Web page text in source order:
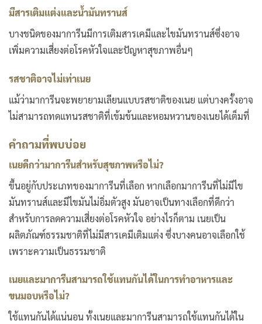
มีสารเติมแต่งและน้ำมันทรานส์
บางชนิดของมาการีนมีการเติมสารเคมีและไขมันทรานส์ซึ่งอาจ
เพิ่มความเสี่ยงต่อโรคหัวใจและปัญหาสุขภาพอื่นๆ
รสชาติอาจไม่เท่าเนย
แม้ว่ามาการีนจะพยายามเลียนแบบรสชาติของเนย แต่บางครั้งอาจ
ไม่สามารถทดแทนรสชาติที่เข้มข้นและหอมหวานของเนยได้เต็มที่
คำถามที่พบบ่อย
เนยดีกว่ามาการีนสำหรับสุขภาพหรือไม่?
ขึ้นอยู่กับประเภทของมาการีนที่เลือก หากเลือกมาการีนที่ไม่มีไข
มันทรานส์และมีไขมันไม่อิ่มตัวสูง มันอาจเป็นทางเลือกที่ดีกว่า
สำหรับการลดความเสี่ยงต่อโรคหัวใจ อย่างไรก็ตาม เนยเป็น
ผลิตภัณฑ์ธรรมชาติที่ไม่มีสารเคมีเติมแต่ง ซึ่งบางคนอาจเลือกใช้
เพราะความเป็นธรรมชาติ
เนยและมาการีนสามารถใช้แทนกันได้ในการทำอาหารและ
ขนมอบหรือไม่?
ใช้แทนกันได้แน่นอน ทั้งเนยและมาการีนสามารถใช้แทนกันได้ใน